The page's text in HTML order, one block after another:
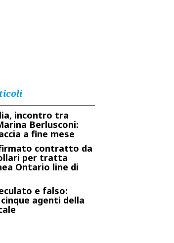
incontro tra
Berlusconi:
a fine mese
contratto da
per tratta
Ontario line di
e falso:
agenti della